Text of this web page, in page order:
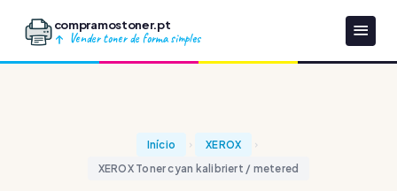
compramostoner.pt
Vender toner de forma simples
Início
XEROX
XEROX Toner cyan kalibriert / metered